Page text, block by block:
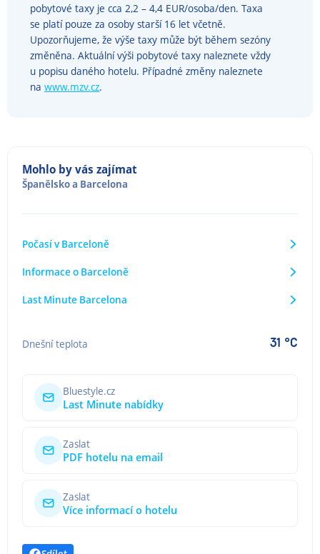
pobytové taxy je cca 2,2 – 4,4 EUR/osoba/den. Taxa
se platí pouze za osoby starší 16 let včetně.
Upozorňujeme, že výše taxy může být během sezóny
změněna. Aktuální výši pobytové taxy naleznete vždy
u popisu daného hotelu. Případné změny naleznete
na www.mzv.cz.
Mohlo by vás zajímat
Španělskoa Barcelona
Počasí v Barceloně
Informace o Barceloně
Last Minute Barcelona
Dnešní teplota 31 °C
Bluestyle.cz
Last Minute nabídky
Zaslat
PDF hotelu na email
Zaslat
Více informací o hotelu